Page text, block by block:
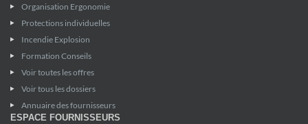
Organisation Ergonomie
Protections individuelles
Incendie Explosion
Formation Conseils
Voir toutes les offres
Voir tous les dossiers
Annuaire des fournisseurs
ESPACE FOURNISSEURS